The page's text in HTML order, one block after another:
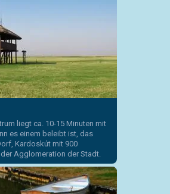
liegt ca. 10-15 Minuten mit
es einem beleibt ist, das
Kardoskút mit 900
Agglomeration der Stadt.